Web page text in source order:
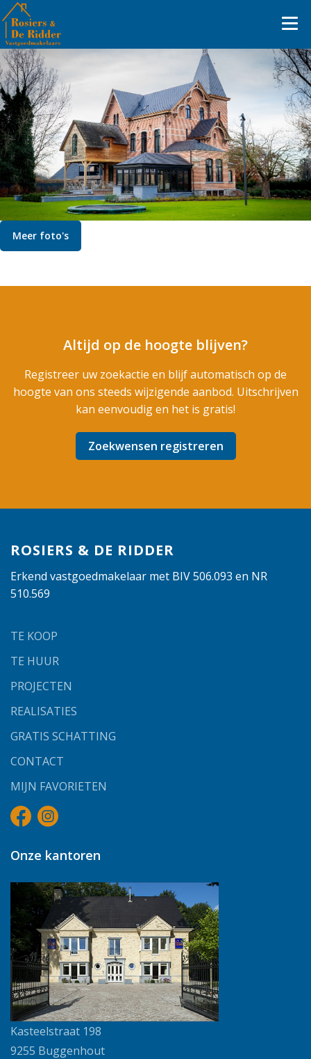
Meer foto's
Altijd op de hoogte blijven?
Registreer uw zoekactie en blijf automatisch op de
hoogte van ons steeds wijzigende aanbod. Uitschrijven
kan eenvoudig en het is gratis!
Zoekwensen registreren
ROSIERS & DE RIDDER
Erkend vastgoedmakelaar met BIV 506.093 en NR
510.569
TE KOOP
TE HUUR
PROJECTEN
REALISATIES
GRATIS SCHATTING
CONTACT
MIJN FAVORIETEN
Onze kantoren
Kasteelstraat 198
9255 Buggenhout